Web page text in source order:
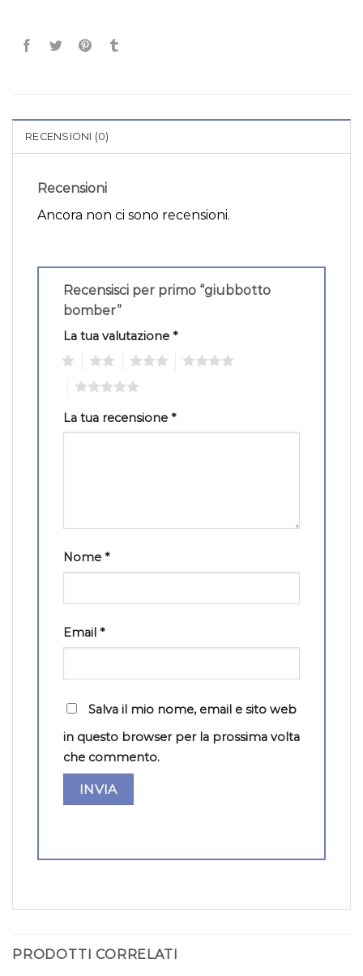
RECENSIONI (0)
Recensioni
Ancora non ci sono recensioni.
Recensisci per primo “giubbotto
bomber”
La tua valutazione *
La tua recensione *
Nome *
Email *
Salva il mio nome, email e sito web
in questo browser per la prossima volta
che commento.
PRODOTTI CORRELATI